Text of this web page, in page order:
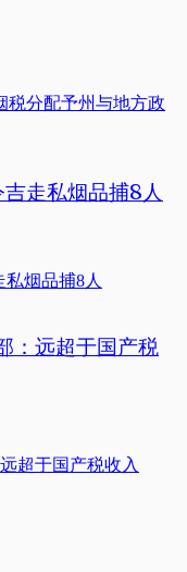
走私烟品捕8人
：远超于国产税